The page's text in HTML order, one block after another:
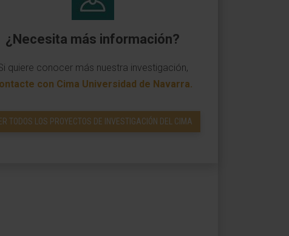
¿Necesita más información?
quiere conocer más nuestra investigación,
con Cima Universidad de Navarra.
TODOS LOS PROYECTOS DE INVESTIGACIÓN DEL CIMA